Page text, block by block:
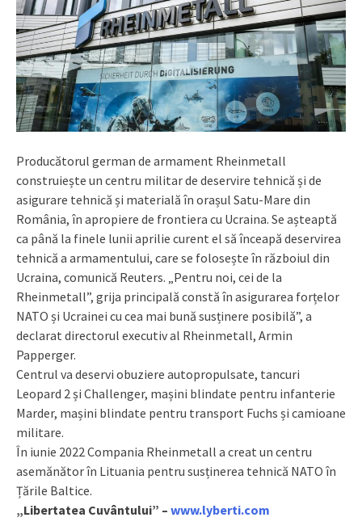
Producătorul german de armament Rheinmetall
construiește un centru militar de deservire tehnică și de
asigurare tehnică și materială în orașul Satu-Mare din
România, în apropiere de frontiera cu Ucraina. Se așteaptă
ca până la finele lunii aprilie curent el să înceapă deservirea
tehnică a armamentului, care se folosește în războiul din
Ucraina, comunică Reuters. „Pentru noi, cei de la
Rheinmetall”, grija principală constă în asigurarea forțelor
NATO și Ucrainei cu cea mai bună susținere posibilă”, a
declarat directorul executiv al Rheinmetall, Armin
Papperger.
Centrul va deservi obuziere autopropulsate, tancuri
Leopard 2 și Challenger, mașini blindate pentru infanterie
Marder, mașini blindate pentru transport Fuchs și camioane
militare.
În iunie 2022 Compania Rheinmetall a creat un centru
asemănător în Lituania pentru susținerea tehnică NATO în
Țările Baltice.
„Libertatea Cuvântului” – www.lyberti.com